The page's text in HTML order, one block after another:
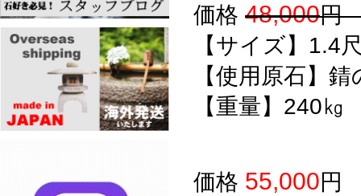
価格 48,000
【サイズ】
【使用原石】錆
【重量】240㎏
価格 55,000